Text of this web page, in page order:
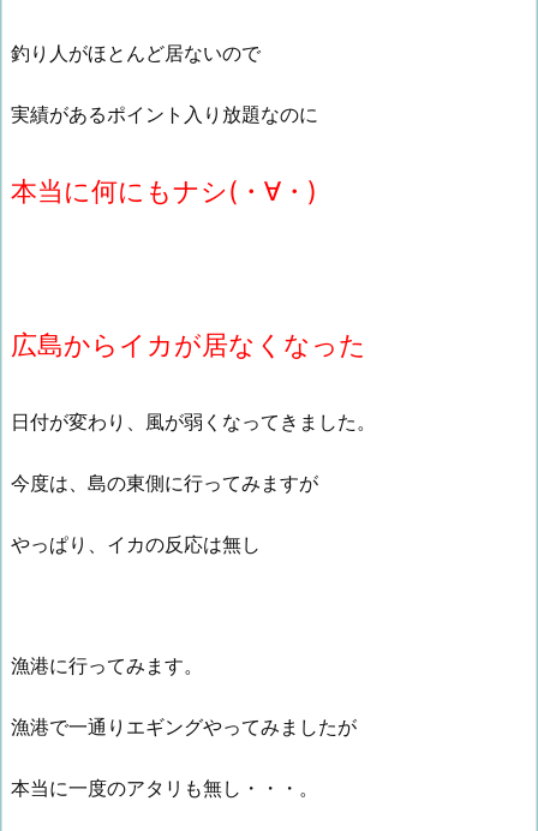
釣り人がほとんど居ないので
実績があるポイント入り放題なのに
本当に何にもナシ(・∀・)
広島からイカが居なくなった
日付が変わり、風が弱くなってきました。
今度は、島の東側に行ってみますが
やっぱり、イカの反応は無し
漁港に行ってみます。
漁港で一通りエギングやってみましたが
本当に一度のアタリも無し・・・。